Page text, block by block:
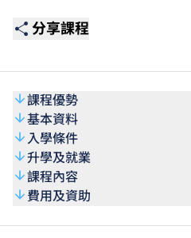
分享課程
課程優勢
基本資料
入學條件
升學及就業
課程內容
費用及資助